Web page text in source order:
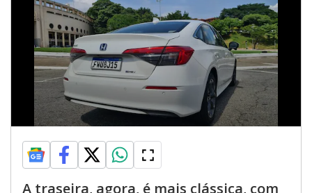
A traseira, agora, é mais clássica, com